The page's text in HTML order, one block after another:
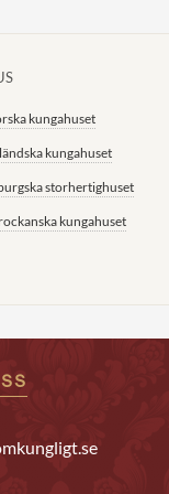
kungahuset
kungahuset
storhertighuset
kungahuset